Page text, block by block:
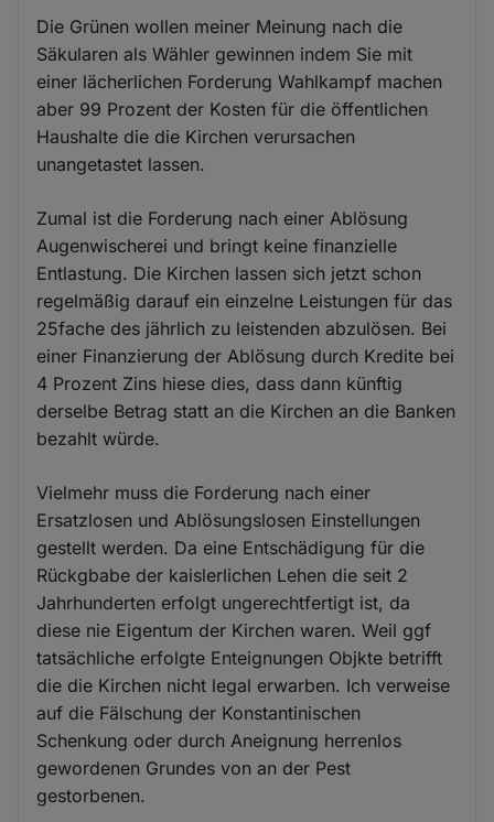
Die Grünen wollen meiner Meinung nach die
Säkularen als Wähler gewinnen indem Sie mit
einer lächerlichen Forderung Wahlkampf machen
aber 99 Prozent der Kosten für die öffentlichen
Haushalte die die Kirchen verursachen
unangetastet lassen.
Zumal ist die Forderung nach einer Ablösung
Augenwischerei und bringt keine finanzielle
Entlastung. Die Kirchen lassen sich jetzt schon
regelmäßig darauf ein einzelne Leistungen für das
25fache des jährlich zu leistenden abzulösen. Bei
einer Finanzierung der Ablösung durch Kredite bei
4 Prozent Zins hiese dies, dass dann künftig
derselbe Betrag statt an die Kirchen an die Banken
bezahlt würde.
Vielmehr muss die Forderung nach einer
Ersatzlosen und Ablösungslosen Einstellungen
gestellt werden. Da eine Entschädigung für die
Rückgbabe der kaislerlichen Lehen die seit 2
Jahrhunderten erfolgt ungerechtfertigt ist, da
diese nie Eigentum der Kirchen waren. Weil ggf
tatsächliche erfolgte Enteignungen Objkte betrifft
die die Kirchen nicht legal erwarben. Ich verweise
auf die Fälschung der Konstantinischen
Schenkung oder durch Aneignung herrenlos
gewordenen Grundes von an der Pest
gestorbenen.